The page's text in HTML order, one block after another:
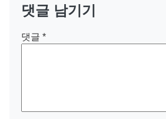
댓글 남기기
댓글 *